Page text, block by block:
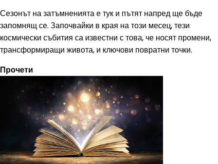
Сезонът на затъмненията е тук и пътят напред ще бъде
запомнящ се. Започвайки в края на този месец, тези
космически събития са известни с това, че носят промени,
трансформиращи живота, и ключови повратни точки.
Прочети